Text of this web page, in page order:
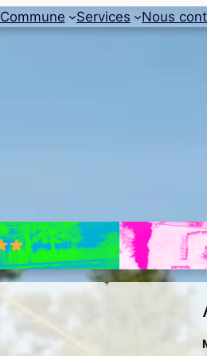
Commune Services Nous